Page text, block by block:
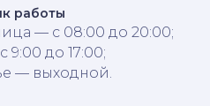
работы
— с 08:00 до 20:00;
9:00 до 17:00;
— выходной.